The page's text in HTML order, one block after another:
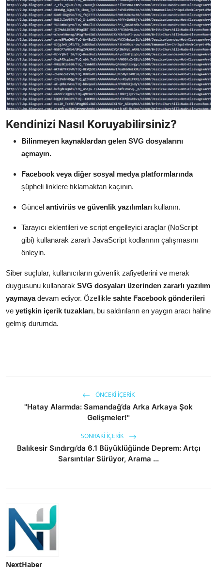
Kendinizi Nasıl Koruyabilirsiniz?
Bilinmeyen kaynaklardan gelen SVG dosyalarını
açmayın.
Facebook veya diğer sosyal medya platformlarında
şüpheli linklere tıklamaktan kaçının.
Güncel antivirüs ve güvenlik yazılımları kullanın.
Tarayıcı eklentileri ve script engelleyici araçlar (NoScript
gibi) kullanarak zararlı JavaScript kodlarının çalışmasını
önleyin.
Siber suçlular, kullanıcıların güvenlik zafiyetlerini ve merak
duygusunu kullanarak SVG dosyaları üzerinden zararlı yazılım
yaymayadevam ediyor. Özellikle sahte Facebook gönderileri
ve yetişkin içerik tuzakları, bu saldırıların en yaygın aracı haline
gelmiş durumda.
ÖNCEKI İÇERIK
"Hatay Alarmda: Samandağ’da Arka Arkaya Şok
Gelişmeler!"
SONRAKI İÇERIK
Balıkesir Sındırgı’da 6.1 Büyüklüğünde Deprem: Artçı
Sarsıntılar Sürüyor, Arama ...
NextHaber